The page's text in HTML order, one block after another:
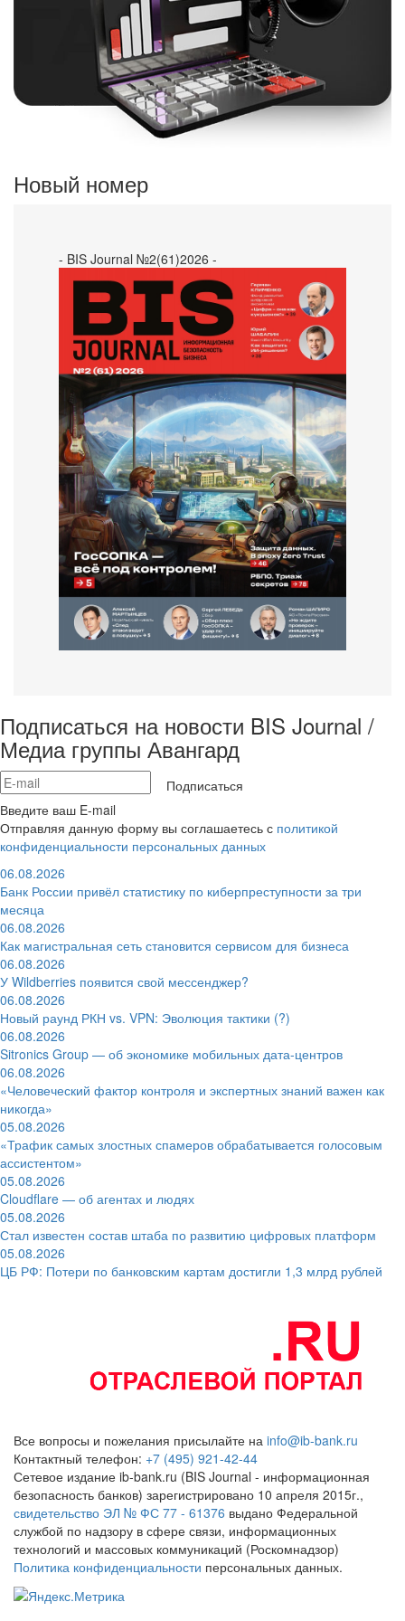
Новый номер
- BIS Journal №2(61)2026 -
Подписаться на новости BIS Journal /
Медиа группы Авангард
Подписаться
Введите ваш E-mail
Отправляя данную форму вы соглашаетесь с политикой
конфиденциальности персональных данных
06.08.2026
Банк России привёл статистику по киберпреступности за три
месяца
06.08.2026
Как магистральная сеть становится сервисом для бизнеса
06.08.2026
У Wildberries появится свой мессенджер?
06.08.2026
Новый раунд РКН vs. VPN: Эволюция тактики (?)
06.08.2026
Sitronics Group — об экономике мобильных дата-центров
06.08.2026
«Человеческий фактор контроля и экспертных знаний важен как
никогда»
05.08.2026
«Трафик самых злостных спамеров обрабатывается голосовым
ассистентом»
05.08.2026
Cloudflare — об агентах и людях
05.08.2026
Стал известен состав штаба по развитию цифровых платформ
05.08.2026
ЦБ РФ: Потери по банковским картам достигли 1,3 млрд рублей
Все вопросы и пожелания присылайте на info@ib-bank.ru
Контактный телефон: +7 (495) 921-42-44
Сетевое издание ib-bank.ru (BIS Journal - информационная
безопасность банков) зарегистрировано 10 апреля 2015г.,
свидетельство ЭЛ № ФС 77 - 61376 выдано Федеральной
службой по надзору в сфере связи, информационных
технологий и массовых коммуникаций (Роскомнадзор)
Политика конфиденциальности персональных данных.